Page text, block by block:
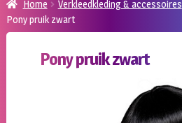
naar
navigatie
de
inhoudVerhuur kleding
Verhuur apparatuur
Home Verkleedkleding & accessoires
Pony pruik zwart
Pony pruik zwart